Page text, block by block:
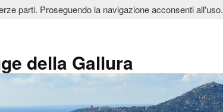
della Gallura
parti. Proseguendo la navigazione acconsenti all'uso.